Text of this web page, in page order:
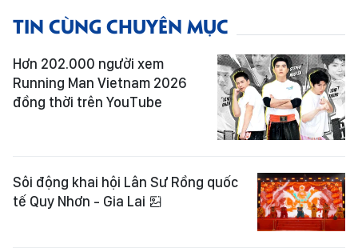
TIN CÙNG CHUYÊN MỤC
Hơn 202.000 người xem
Running Man Vietnam 2026
đồng thời trên YouTube
Sôi động khai hội Lân Sư Rồng quốc
tế Quy Nhơn - Gia Lai